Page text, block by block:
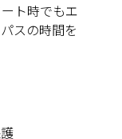
ト時でもエ
スの時間を